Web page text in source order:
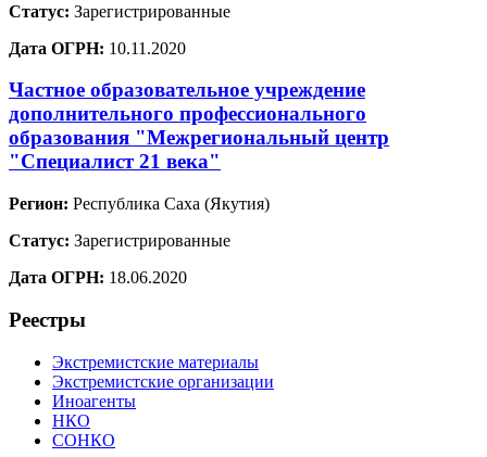
Статус: Зарегистрированные
Дата ОГРН: 10.11.2020
Частное образовательное учреждение
дополнительного профессионального
образования "Межрегиональный центр
"Специалист 21 века"
Регион: Республика Саха (Якутия)
Статус: Зарегистрированные
Дата ОГРН: 18.06.2020
Реестры
Экстремистские материалы
Экстремистские организации
Иноагенты
НКО
СОНКО